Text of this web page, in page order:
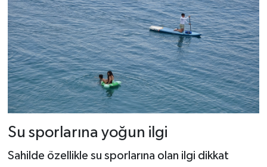
Su sporlarına yoğun ilgi
Sahilde özellikle su sporlarına olan ilgi dikkat